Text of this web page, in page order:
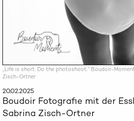
„Life is short. Do the photoshoot.“ Boudoir-
Zisch-Ortner
20.02.2025
Boudoir Fotografie mit der
Sabrina Zisch-Ortner